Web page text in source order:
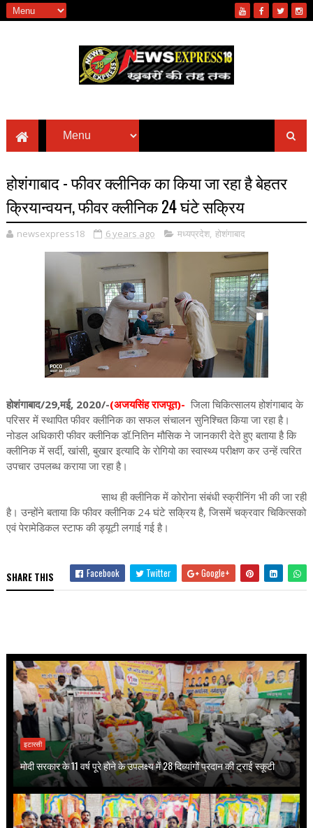
होशंगाबाद - फीवर क्लीनिक का किया जा रहा है बेहतर
क्रियान्वयन, फीवर क्लीनिक 24 घंटे सक्रिय
newsexpress18 6 years ago मध्यप्रदेश, होशंगाबाद
होशंगाबाद/29,मई, 2020/-(अजयसिंह राजपूत)- जिला चिकित्सालय होशंगाबाद के
परिसर में स्थापित फीवर क्लीनिक का सफल संचालन सुनिश्चित किया जा रहा है।
नोडल अधिकारी फीवर क्लीनिक डॉ.नितिन मौसिक ने जानकारी देते हुए बताया है कि
क्लीनिक में सर्दी, खांसी, बुखार इत्यादि के रोगियो का स्वास्थ्य परीक्षण कर उन्हें त्वरित
उपचार उपलब्ध कराया जा रहा है।
साथ ही क्लीनिक में कोरोना संबंधी स्क्रीनिंग भी की जा रही
है। उन्होंने बताया कि फीवर क्लीनिक 24 घंटे सक्रिय है, जिसमें चक्रवार चिकित्सको
एवं पेरामेडिकल स्टाफ की ड्यूटी लगाई गई है।
SHARE THIS Facebook Twitter Google+
इटारसी
मोदी सरकार के 11 वर्ष पूरे होने के उपलक्ष्य में 28 दिव्यांगों प्रदान की ट्राई स्कूटी